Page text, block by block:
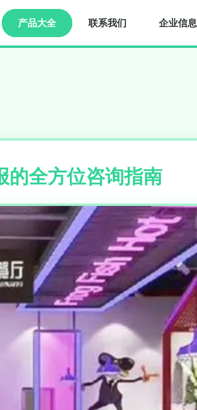
产品大全 联系我们 企业信息
的全方位咨询指南